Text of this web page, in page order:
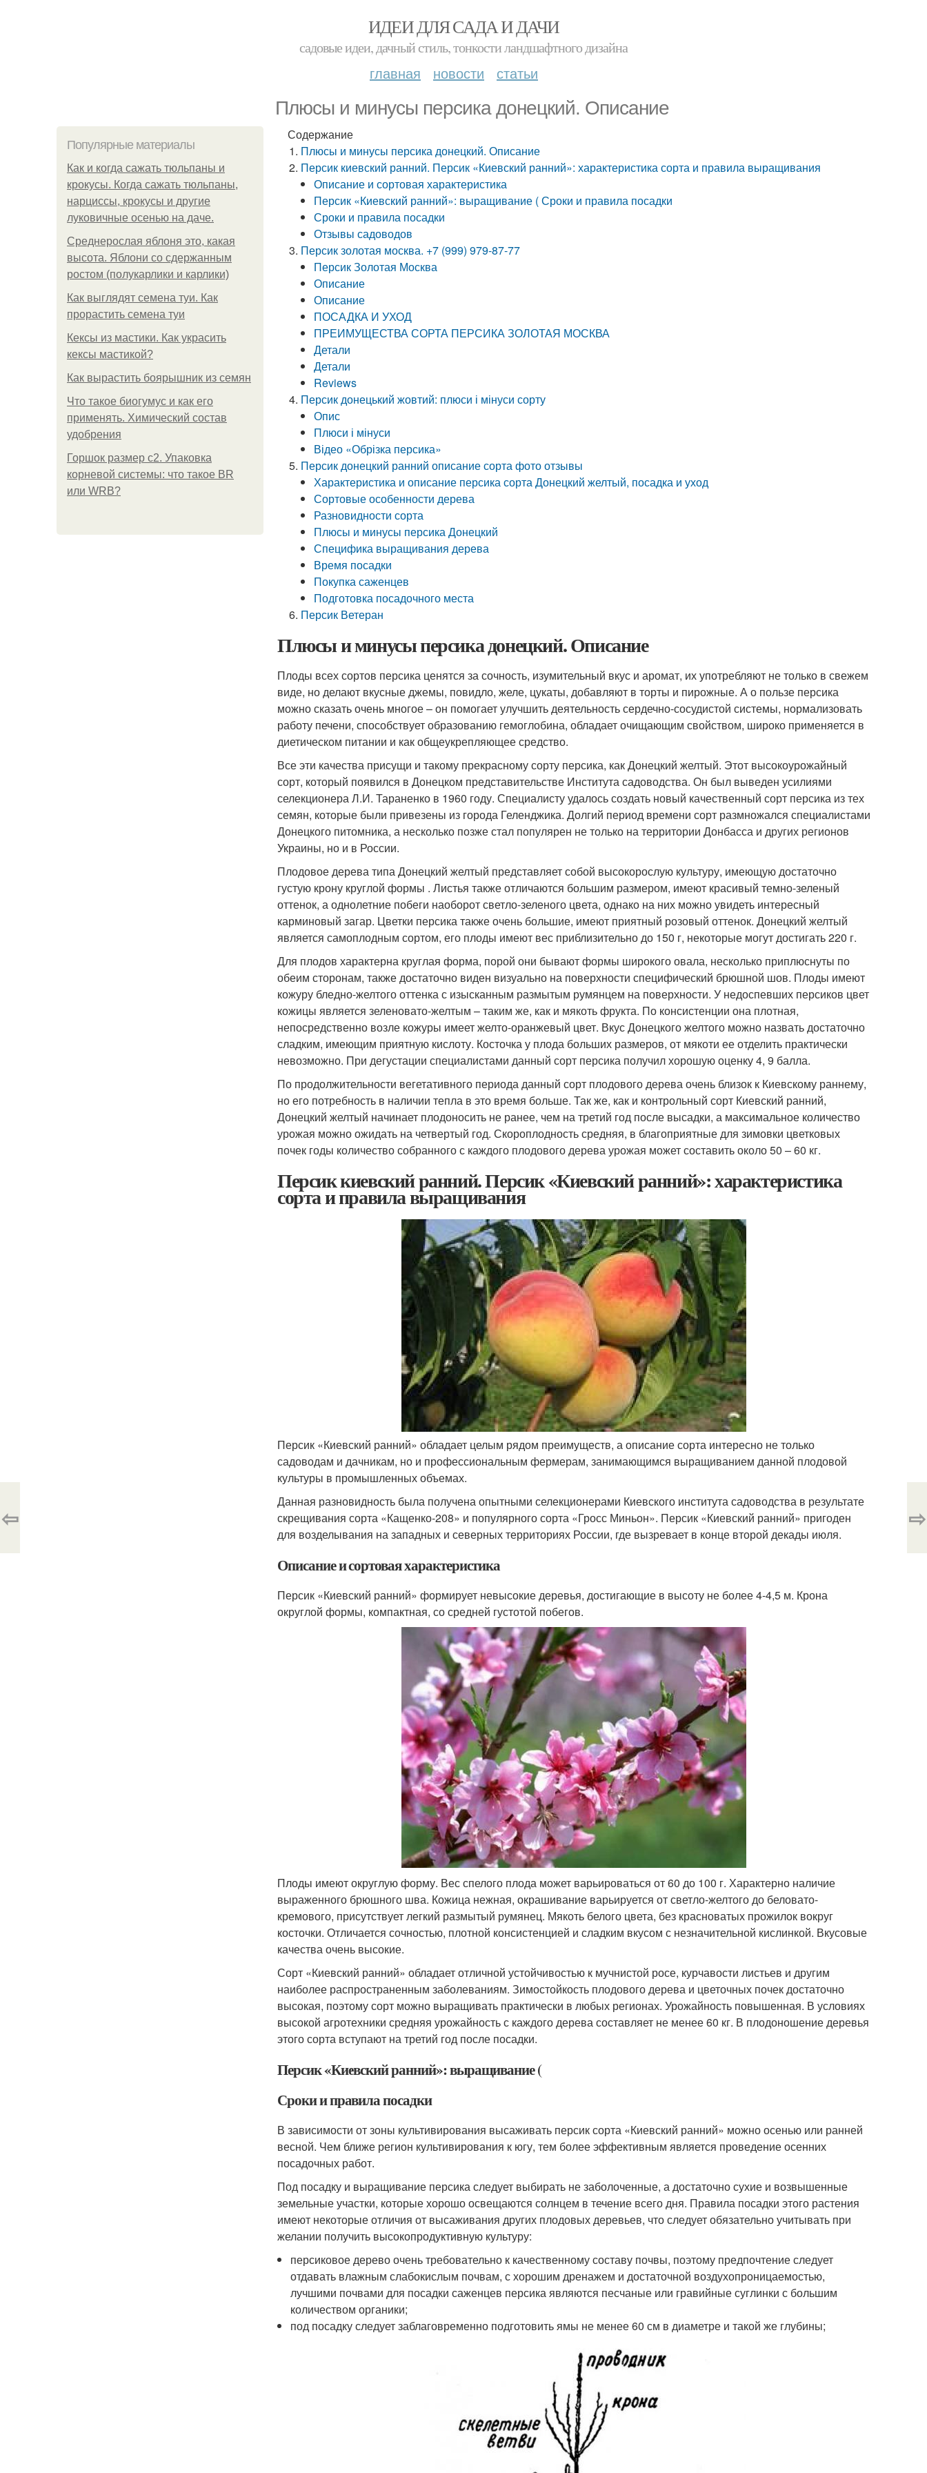
ИДЕИ ДЛЯ САДА И ДАЧИ
садовые идеи, дачный стиль, тонкости ландшафтного дизайна
главная новости статьи
Плюсы и минусы персика донецкий. Описание
Популярные материалы
Как и когда сажать тюльпаны и
крокусы. Когда сажать тюльпаны,
нарциссы, крокусы и другие
луковичные осенью на даче.
Среднерослая яблоня это, какая
высота. Яблони со сдержанным
ростом (полукарлики и карлики)
Как выглядят семена туи. Как
прорастить семена туи
Кексы из мастики. Как украсить
кексы мастикой?
Как вырастить боярышник из семян
Что такое биогумус и как его
применять. Химический состав
удобрения
Горшок размер с2. Упаковка
корневой системы: что такое BR
или WRB?
Содержание
Плюсы и минусы персика донецкий. Описание
Персик киевский ранний. Персик «Киевский ранний»: характеристика сорта и правила выращивания
Описание и сортовая характеристика
Персик «Киевский ранний»: выращивание ( Сроки и правила посадки
Сроки и правила посадки
Отзывы садоводов
Персик золотая москва. +7 (999) 979-87-77
Персик Золотая Москва
Описание
Описание
ПОСАДКА И УХОД
ПРЕИМУЩЕСТВА СОРТА ПЕРСИКА ЗОЛОТАЯ МОСКВА
Детали
Детали
Reviews
Персик донецький жовтий: плюси і мінуси сорту
Опис
Плюси і мінуси
Відео «Обрізка персика»
Персик донецкий ранний описание сорта фото отзывы
Характеристика и описание персика сорта Донецкий желтый, посадка и уход
Сортовые особенности дерева
Разновидности сорта
Плюсы и минусы персика Донецкий
Специфика выращивания дерева
Время посадки
Покупка саженцев
Подготовка посадочного места
Персик Ветеран
Плюсы и минусы персика донецкий. Описание
Плоды всех сортов персика ценятся за сочность, изумительный вкус и аромат, их употребляют не только в свежем
виде, но делают вкусные джемы, повидло, желе, цукаты, добавляют в торты и пирожные. А о пользе персика
можно сказать очень многое – он помогает улучшить деятельность сердечно-сосудистой системы, нормализовать
работу печени, способствует образованию гемоглобина, обладает очищающим свойством, широко применяется в
диетическом питании и как общеукрепляющее средство.
Все эти качества присущи и такому прекрасному сорту персика, как Донецкий желтый. Этот высокоурожайный
сорт, который появился в Донецком представительстве Института садоводства. Он был выведен усилиями
селекционера Л.И. Тараненко в 1960 году. Специалисту удалось создать новый качественный сорт персика из тех
семян, которые были привезены из города Геленджика. Долгий период времени сорт размножался специалистами
Донецкого питомника, а несколько позже стал популярен не только на территории Донбасса и других регионов
Украины, но и в России.
Плодовое дерева типа Донецкий желтый представляет собой высокорослую культуру, имеющую достаточно
густую крону круглой формы . Листья также отличаются большим размером, имеют красивый темно-зеленый
оттенок, а однолетние побеги наоборот светло-зеленого цвета, однако на них можно увидеть интересный
карминовый загар. Цветки персика также очень большие, имеют приятный розовый оттенок. Донецкий желтый
является самоплодным сортом, его плоды имеют вес приблизительно до 150 г, некоторые могут достигать 220 г.
Для плодов характерна круглая форма, порой они бывают формы широкого овала, несколько приплюснуты по
обеим сторонам, также достаточно виден визуально на поверхности специфический брюшной шов. Плоды имеют
кожуру бледно-желтого оттенка с изысканным размытым румянцем на поверхности. У недоспевших персиков цвет
кожицы является зеленовато-желтым – таким же, как и мякоть фрукта. По консистенции она плотная,
непосредственно возле кожуры имеет желто-оранжевый цвет. Вкус Донецкого желтого можно назвать достаточно
сладким, имеющим приятную кислоту. Косточка у плода больших размеров, от мякоти ее отделить практически
невозможно. При дегустации специалистами данный сорт персика получил хорошую оценку 4, 9 балла.
По продолжительности вегетативного периода данный сорт плодового дерева очень близок к Киевскому раннему,
но его потребность в наличии тепла в это время больше. Так же, как и контрольный сорт Киевский ранний,
Донецкий желтый начинает плодоносить не ранее, чем на третий год после высадки, а максимальное количество
урожая можно ожидать на четвертый год. Скороплодность средняя, в благоприятные для зимовки цветковых
почек годы количество собранного с каждого плодового дерева урожая может составить около 50 – 60 кг.
Персик киевский ранний. Персик «Киевский ранний»: характеристика
сорта и правила выращивания
Персик «Киевский ранний» обладает целым рядом преимуществ, а описание сорта интересно не только
садоводам и дачникам, но и профессиональным фермерам, занимающимся выращиванием данной плодовой
культуры в промышленных объемах.
Данная разновидность была получена опытными селекционерами Киевского института садоводства в результате
скрещивания сорта «Кащенко-208» и популярного сорта «Гросс Миньон». Персик «Киевский ранний» пригоден
для возделывания на западных и северных территориях России, где вызревает в конце второй декады июля.
Описание и сортовая характеристика
Персик «Киевский ранний» формирует невысокие деревья, достигающие в высоту не более 4-4,5 м. Крона
округлой формы, компактная, со средней густотой побегов.
Плоды имеют округлую форму. Вес спелого плода может варьироваться от 60 до 100 г. Характерно наличие
выраженного брюшного шва. Кожица нежная, окрашивание варьируется от светло-желтого до беловато-
кремового, присутствует легкий размытый румянец. Мякоть белого цвета, без красноватых прожилок вокруг
косточки. Отличается сочностью, плотной консистенцией и сладким вкусом с незначительной кислинкой. Вкусовые
качества очень высокие.
Сорт «Киевский ранний» обладает отличной устойчивостью к мучнистой росе, курчавости листьев и другим
наиболее распространенным заболеваниям. Зимостойкость плодового дерева и цветочных почек достаточно
высокая, поэтому сорт можно выращивать практически в любых регионах. Урожайность повышенная. В условиях
высокой агротехники средняя урожайность с каждого дерева составляет не менее 60 кг. В плодоношение деревья
этого сорта вступают на третий год после посадки.
Персик «Киевский ранний»: выращивание (
Сроки и правила посадки
В зависимости от зоны культивирования высаживать персик сорта «Киевский ранний» можно осенью или ранней
весной. Чем ближе регион культивирования к югу, тем более эффективным является проведение осенних
посадочных работ.
Под посадку и выращивание персика следует выбирать не заболоченные, а достаточно сухие и возвышенные
земельные участки, которые хорошо освещаются солнцем в течение всего дня. Правила посадки этого растения
имеют некоторые отличия от высаживания других плодовых деревьев, что следует обязательно учитывать при
желании получить высокопродуктивную культуру:
персиковое дерево очень требовательно к качественному составу почвы, поэтому предпочтение следует
отдавать влажным слабокислым почвам, с хорошим дренажем и достаточной воздухопроницаемостью,
лучшими почвами для посадки саженцев персика являются песчаные или гравийные суглинки с большим
количеством органики;
под посадку следует заблаговременно подготовить ямы не менее 60 см в диаметре и такой же глубины;
⇦ ⇨